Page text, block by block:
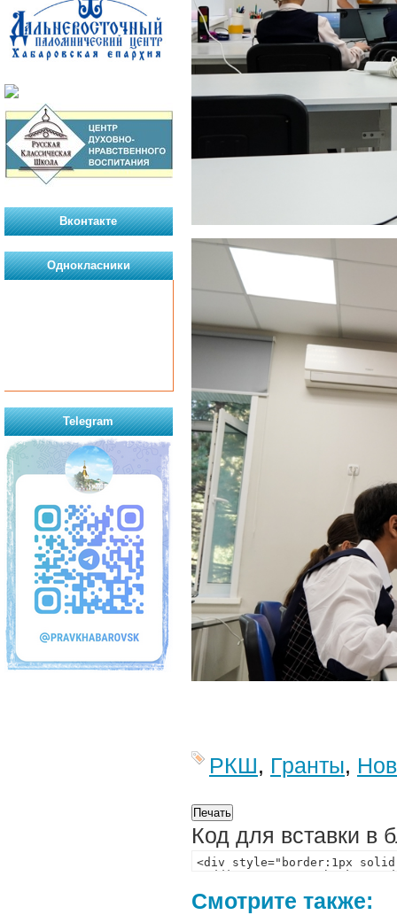
РКШ, Гранты,
Код для вставки в
Смотрите также:
Вконтакте
Однокласники
Telegram